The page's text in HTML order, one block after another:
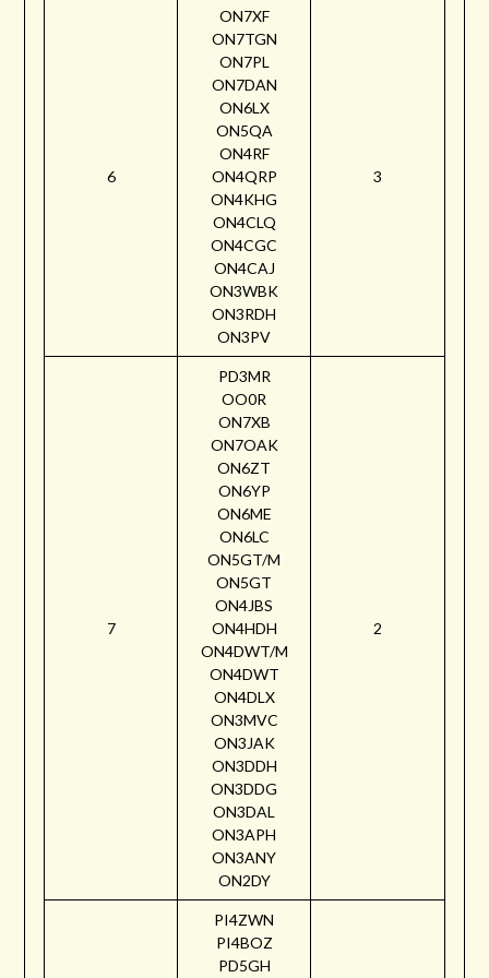
6
ON7XF
ON7TGN
ON7PL
ON7DAN
ON6LX
ON5QA
ON4RF
ON4QRP
ON4KHG
ON4CLQ
ON4CGC
ON4CAJ
ON3WBK
ON3RDH
ON3PV
3
7
PD3MR
OO0R
ON7XB
ON7OAK
ON6ZT
ON6YP
ON6ME
ON6LC
ON5GT/M
ON5GT
ON4JBS
ON4HDH
ON4DWT/M
ON4DWT
ON4DLX
ON3MVC
ON3JAK
ON3DDH
ON3DDG
ON3DAL
ON3APH
ON3ANY
ON2DY
2
PI4ZWN
PI4BOZ
PD5GH